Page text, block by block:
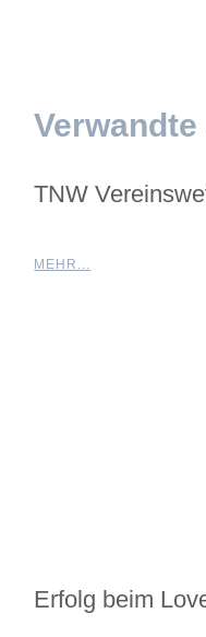
Verwandte
TNW
MEHR...
Erfolg beim